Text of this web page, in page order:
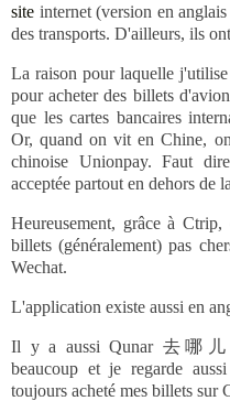
site internet (version en anglais
des transports. D'ailleurs, ils
La raison pour laquelle
pour acheter des billets
que les cartes bancaires
Or, quand on vit en Chine,
chinoise Unionpay. Faut
acceptée partout en dehors de
Heureusement, grâce à
billets (généralement) pas
Wechat.
L'application existe aussi en
Il y a aussi Qunar 去哪儿
beaucoup et je regarde
toujours acheté mes billets sur